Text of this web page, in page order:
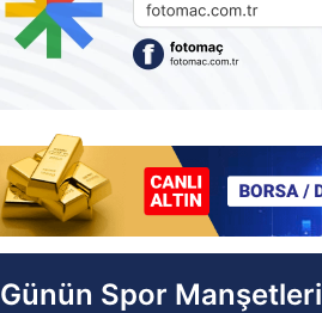
Günün Spor Manşetleri